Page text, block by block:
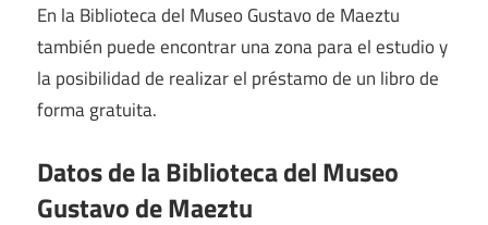
En la Biblioteca del Museo Gustavo de Maeztu
también puede encontrar una zona para el estudio y
la posibilidad de realizar el préstamo de un libro de
forma gratuita.
Datos de la Biblioteca del Museo
Gustavo de Maeztu